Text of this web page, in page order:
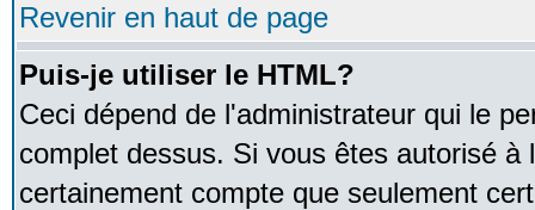
Revenir en haut de page
Puis-je utiliser le HTML?
Ceci dépend de l'administrateur qui le
complet dessus. Si vous êtes autorisé à
certainement compte que seulement